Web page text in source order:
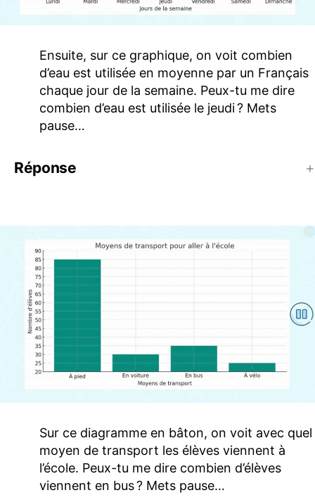
Ensuite, sur ce graphique, on voit combien
d’eau est utilisée en moyenne par un Français
chaque jour de la semaine. Peux-tu me dire
combien d’eau est utilisée le jeudi ? Mets
pause…
Réponse
Sur ce diagramme en bâton, on voit avec quel
moyen de transport les élèves viennent à
l’école. Peux-tu me dire combien d’élèves
viennent en bus ? Mets pause…